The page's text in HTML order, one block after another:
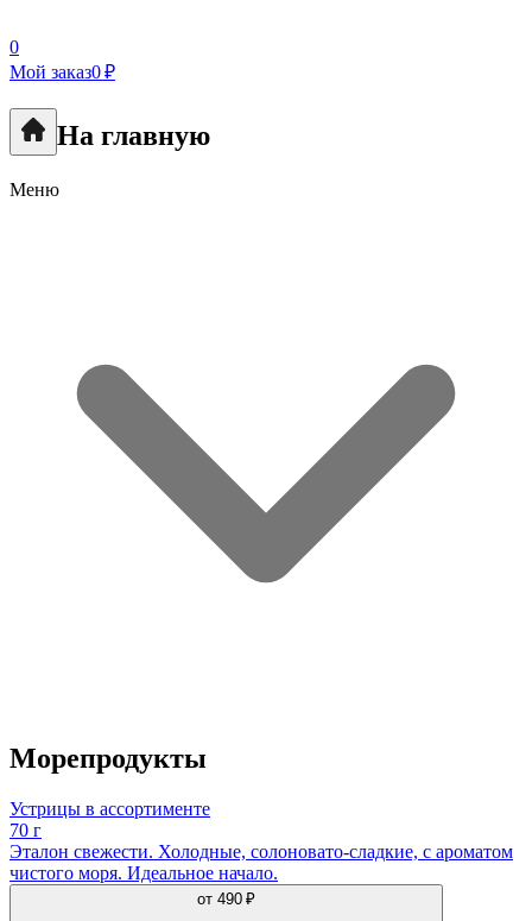
0
Мой заказ0 ₽
На главную
Меню
Морепродукты
Устрицы в ассортименте
70 г
Эталон свежести. Холодные, солоновато-сладкие, с ароматом
чистого моря. Идеальное начало.
от 490 ₽